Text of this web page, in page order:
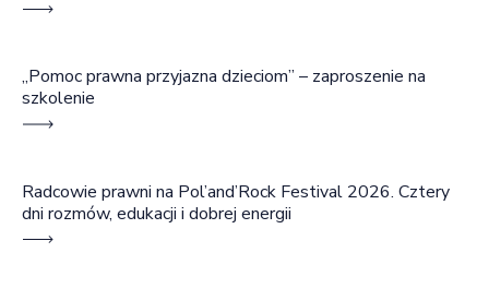
„Pomoc prawna przyjazna dzieciom” – zaproszenie na
szkolenie
Radcowie prawni na Pol’and’Rock Festival 2026. Cztery
dni rozmów, edukacji i dobrej energii